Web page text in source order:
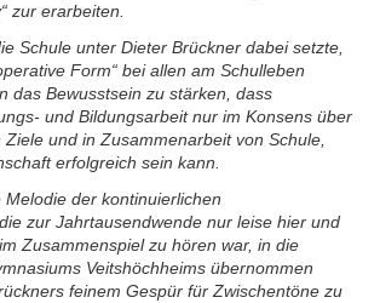
zur erarbeiten.
Schule unter Dieter Brückner dabei setzte,
Form“ bei allen am Schulleben
das Bewusstsein zu stärken, dass
und Bildungsarbeit nur im Konsens über
und in Zusammenarbeit von Schule,
erfolgreich sein kann.
Melodie der kontinuierlichen
zur Jahrtausendwende nur leise hier und
Zusammenspiel zu hören war, in die
Veitshöchheims übernommen
feinem Gespür für Zwischentöne zu